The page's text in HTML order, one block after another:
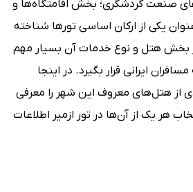
صنعت گردشگری؛ بخش اقامتگاه‌ها و
یکی از ارکان اساسی تورها شناخته
بخش هتل و نوع خدمات آن بسیار مهم
ایرانی قرار بگیرد. در اینجا
از هتل‌های معروف این شهر را معرفی
هر یک از آن‌ها در تور ازمیر اطلاعات